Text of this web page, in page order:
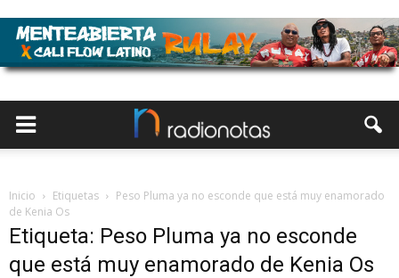
Inicio Etiquetas
Peso Pluma ya no esconde que está muy enamorado
de Kenia Os
Etiqueta: Peso Pluma ya no esconde
que está muy enamorado de Kenia Os